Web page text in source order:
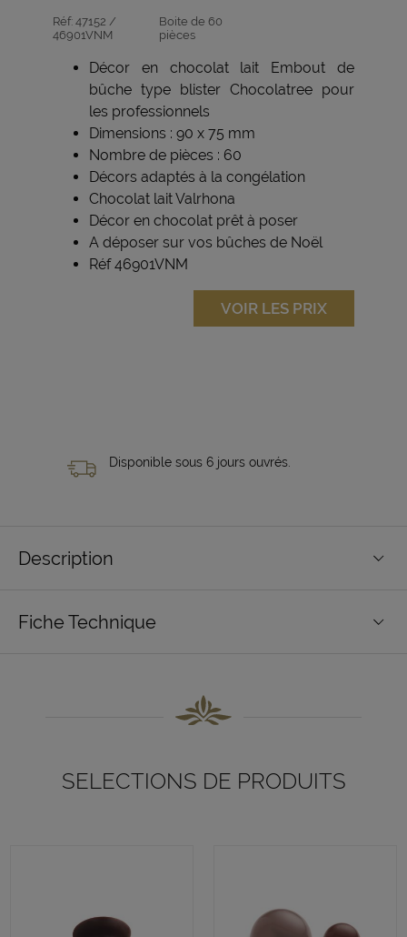
Réf: 47152 /
46901VNM
Boite de 60
pièces
Décor en chocolat lait Embout de
bûche type blister Chocolatree pour
les professionnels
Dimensions : 90 x 75 mm
Nombre de pièces : 60
Décors adaptés à la congélation
Chocolat lait Valrhona
Décor en chocolat prêt à poser
A déposer sur vos bûches de Noël
Réf 46901VNM
VOIR LES PRIX
Disponible sous 6 jours ouvrés.
Description
Fiche Technique
SELECTIONS DE PRODUITS